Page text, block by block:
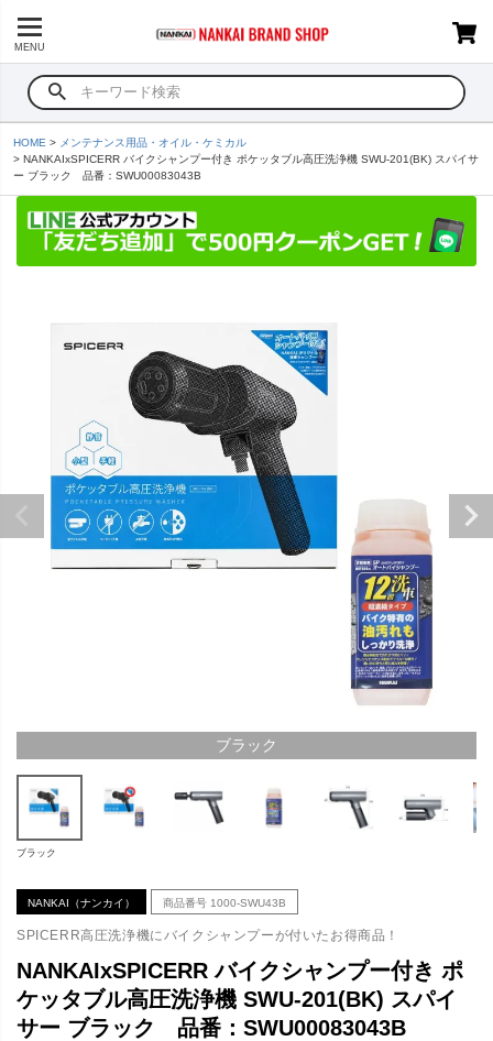
MENU
HOME
メンテナンス用品・オイル・ケミカル
NANKAIxSPICERR バイクシャンプー付き ポケッタブル高圧洗浄機 SWU-201(BK) スパイサ
ー ブラック 品番：SWU00083043B
ブラック
ブラック
NANKAI（ナンカイ） 商品番号 1000-SWU43B
SPICERR高圧洗浄機にバイクシャンプーが付いたお得商品！
NANKAIxSPICERR バイクシャンプー付き ポ
ケッタブル高圧洗浄機 SWU-201(BK) スパイ
サー ブラック 品番：SWU00083043B